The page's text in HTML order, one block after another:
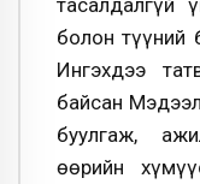
болон түүний
Ингэхдээ
байсан
буулгаж,
өөрийн